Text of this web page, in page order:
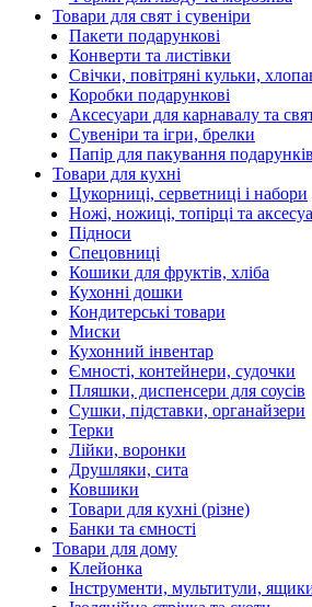
Товари для свят і сувеніри
Пакети подарункові
Конверти та листівки
Свічки, повітряні кульки,
Коробки подарункові
Аксесуари для карнавалу та
Сувеніри та ігри, брелки
Папір для пакування
Товари для кухні
Цукорниці, серветниці і набори
Ножі, ножиці, топірці та
Підноси
Спецовниці
Кошики для фруктів, хліба
Кухонні дошки
Кондитерські товари
Миски
Кухонний інвентар
Ємності, контейнери, судочки
Пляшки, диспенсери для соусів
Сушки, підставки, органайзери
Терки
Лійки, воронки
Друшляки, сита
Ковшики
Товари для кухні (різне)
Банки та ємності
Товари для дому
Клейонка
Інструменти, мультитули,